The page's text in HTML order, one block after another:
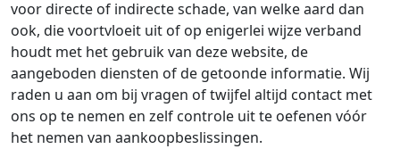
voor directe of indirecte schade, van welke aard dan
ook, die voortvloeit uit of op enigerlei wijze verband
houdt met het gebruik van deze website, de
aangeboden diensten of de getoonde informatie. Wij
raden u aan om bij vragen of twijfel altijd contact met
ons op te nemen en zelf controle uit te oefenen vóór
het nemen van aankoopbeslissingen.